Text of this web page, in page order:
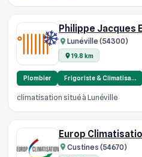
Philippe Jacques
Lunéville (54300)
19.8 km
Plombier Frigoriste & Climatisa…
climatisation situé à Lunéville
Europ
Custines (54670)